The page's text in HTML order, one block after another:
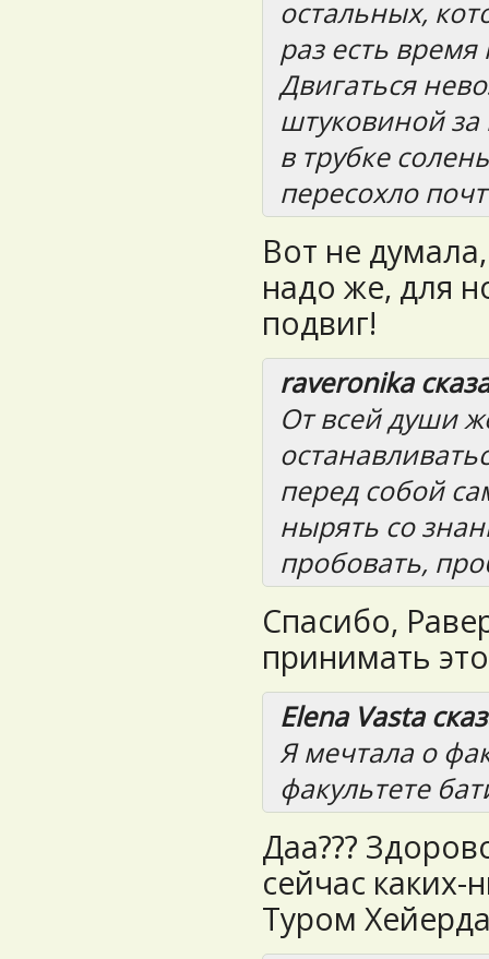
остальных,
раз есть
Двигаться
штуковиной
в трубке
пересохло
Вот не
надо же, для
подвиг!
raveronika
От всей души
перед собой
нырять со
пробовать,
Спасибо,
принимать
Elena Vasta
Я мечтала о
факультете
Даа???
сейчас каких-
Туром